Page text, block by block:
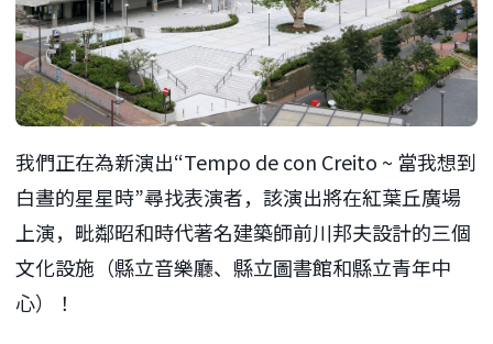
我們正在為新演出“Tempo de con Creito ~ 當我想到
白晝的星星時”尋找表演者，該演出將在紅葉丘廣場
上演，毗鄰昭和時代著名建築師前川邦夫設計的三個
文化設施（縣立音樂廳、縣立圖書館和縣立青年中
心）！